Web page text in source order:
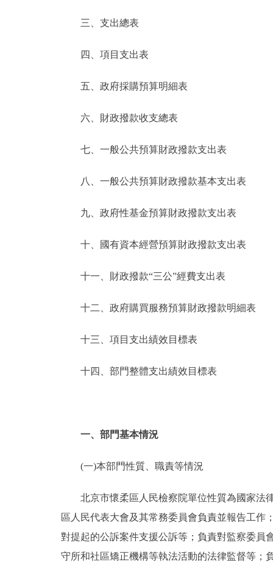
走進北京
北京概況
綠色北京
ENGLISH
三、支出總表
四、項目支出表
五、政府採購預算明細表
六、財政撥款收支總表
七、一般公共預算財政撥款支出表
八、一般公共預算財政撥款基本支出表
九、政府性基金預算財政撥款支出表
十、國有資本經營預算財政撥款支出表
十一、財政撥款“三公”經費支出表
十二、政府購買服務預算財政撥款明細表
十三、項目支出績效目標表
十四、部門整體支出績效目標表
一、部門基本情況
(一)本部門性質、職責等情況
北京市懷柔區人民檢察院單位性質為國家法律
區人民代表大會及其常務委員會負責並報告工
對提起的公訴案件支援公訴等；負責對監察委員
守所和社區矯正機構等執法活動的法律監督等；